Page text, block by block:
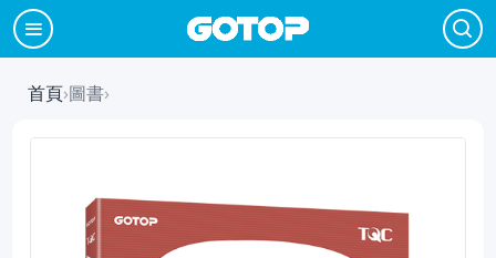
首頁›圖書›